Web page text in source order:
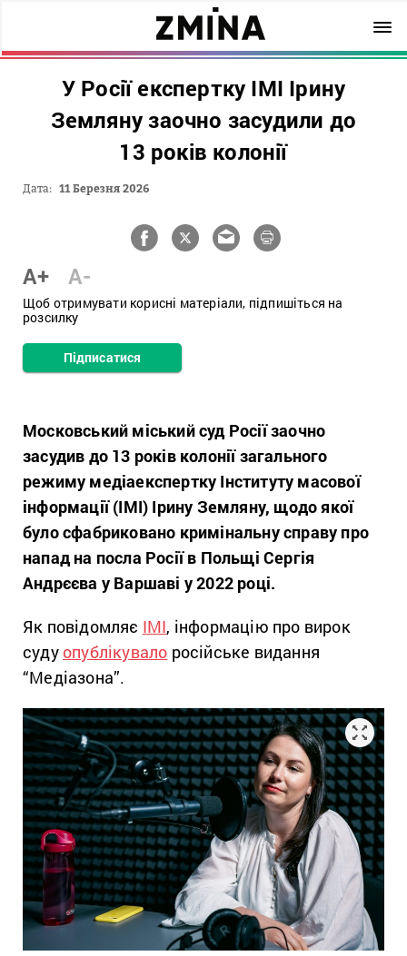
У Росії експертку ІМІ Ірину
Земляну заочно засудили до
13 років колонії
Дата: 11 Березня 2026
A+ A-
Щоб отримувати корисні матеріали, підпишіться на
розсилку
Підписатися
Московський міський суд Росії заочно
засудив до 13 років колонії загального
режиму медіаекспертку Інституту масової
інформації (ІМІ) Ірину Земляну, щодо якої
було сфабриковано кримінальну справу про
напад на посла Росії в Польщі Сергія
Андрєєва у Варшаві у 2022 році.
Як повідомляє ІМІ, інформацію про вирок
суду опублікувало російське видання
“Медіазона”.